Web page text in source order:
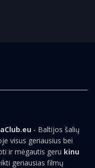
- Baltijos šalių
visus geriausius bei
ir mėgautis geru kinu
geriausias filmų